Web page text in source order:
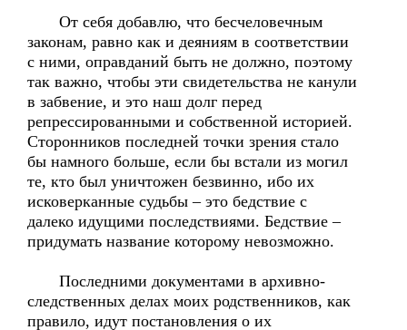
От себя добавлю, что бесчеловечным
законам, равно как и деяниям в соответствии
с ними, оправданий быть не должно, поэтому
так важно, чтобы эти свидетельства не канули
в забвение, и это наш долг перед
репрессированными и собственной историей.
Сторонников последней точки зрения стало
бы намного больше, если бы встали из могил
те, кто был уничтожен безвинно, ибо их
исковерканные судьбы – это бедствие с
далеко идущими последствиями. Бедствие –
придумать название которому невозможно.
Последними документами в архивно-
следственных делах моих родственников, как
правило, идут постановления о их